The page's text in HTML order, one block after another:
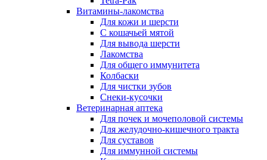
Витамины-лакомства
Для кожи и шерсти
С кошачьей мятой
Для вывода шерсти
Лакомства
Для общего иммунитета
Колбаски
Для чистки зубов
Снеки-кусочки
Ветеринарная аптека
Для почек и мочеполовой системы
Для желудочно-кишечного тракта
Для суставов
Для иммунной системы